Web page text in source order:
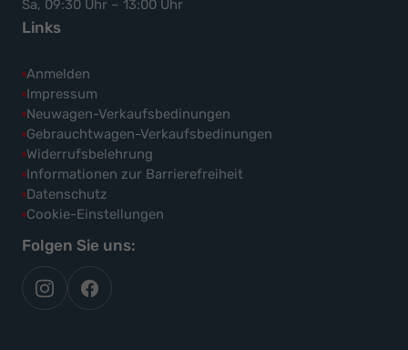
Sa, 09:30 Uhr – 13:00 Uhr
Links
Anmelden
Impressum
Neuwagen-Verkaufsbedinungen
Gebrauchtwagen-Verkaufsbedinungen
Widerrufsbelehrung
Informationen zur Barrierefreiheit
Datenschutz
Cookie-Einstellungen
Folgen Sie uns:
autoflex
auf
autoflex24
auf